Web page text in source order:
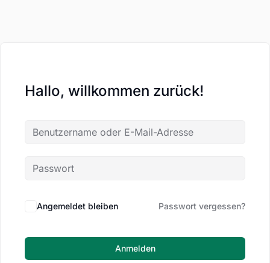
Hallo, willkommen zurück!
Angemeldet bleiben Passwort vergessen?
Anmelden